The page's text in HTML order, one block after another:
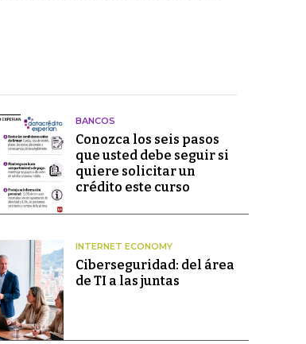
BANCOS
Conozca los seis pasos
que usted debe seguir si
quiere solicitar un
crédito este curso
INTERNET ECONOMY
Ciberseguridad: del área
de TI a las juntas